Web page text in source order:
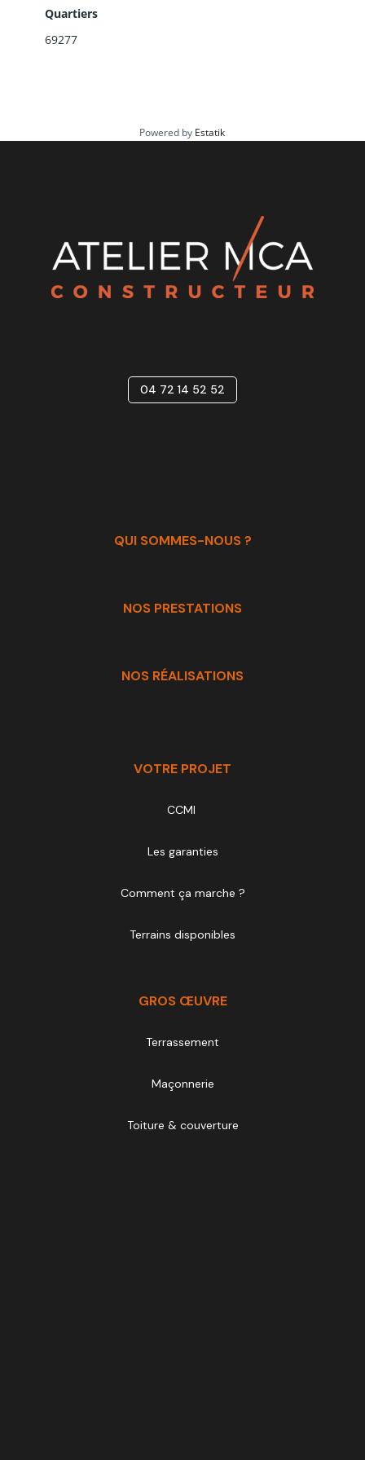
Quartiers
69277
Powered by Estatik
04 72 14 52 52
QUI SOMMES-NOUS ?
NOS PRESTATIONS
NOS RÉALISATIONS
VOTRE PROJET
CCMI
Les garanties
Comment ça marche ?
Terrains disponibles
GROS ŒUVRE
Terrassement
Maçonnerie
Toiture & couverture